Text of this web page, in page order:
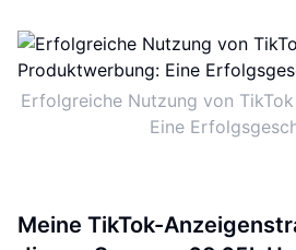
Erfolgreiche Nutzung von
Eine
Meine TikTok-